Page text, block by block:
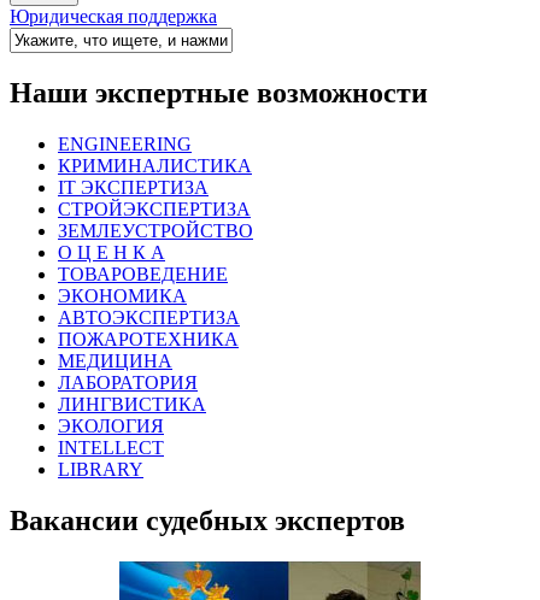
Юридическая поддержка
Наши экспертные возможности
ENGINEERING
КРИМИНАЛИСТИКА
IT ЭКСПЕРТИЗА
СТРОЙЭКСПЕРТИЗА
ЗЕМЛЕУСТРОЙСТВО
О Ц Е Н К А
ТОВАРОВЕДЕНИЕ
ЭКОНОМИКА
АВТОЭКСПЕРТИЗА
ПОЖАРОТЕХНИКА
МЕДИЦИНА
ЛАБОРАТОРИЯ
ЛИНГВИСТИКА
ЭКОЛОГИЯ
INTELLECT
LIBRARY
Вакансии судебных экспертов